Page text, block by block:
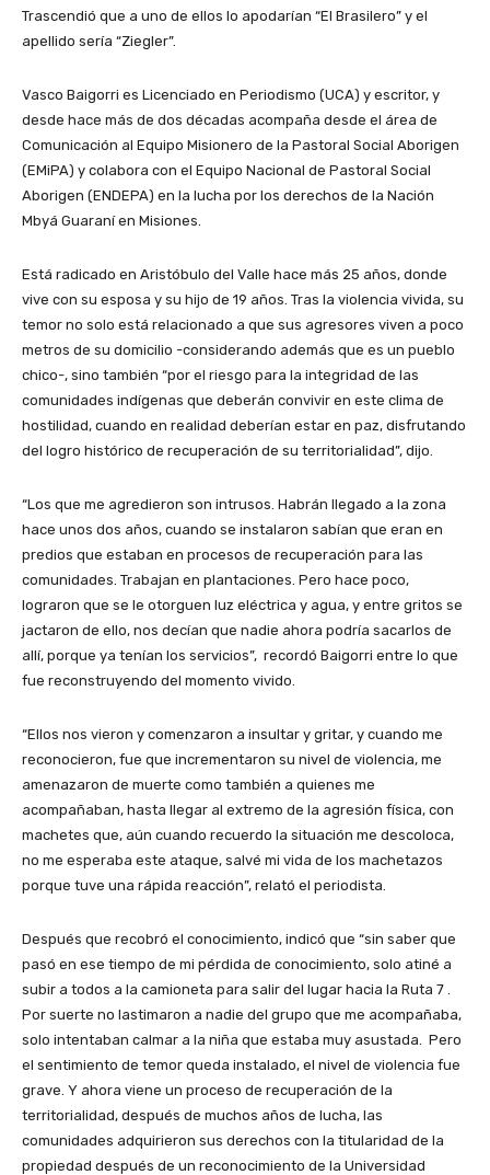
Trascendió que a uno de ellos lo apodarían “El Brasilero” y el
apellido sería “Ziegler”.
Vasco Baigorri es Licenciado en Periodismo (UCA) y escritor, y
desde hace más de dos décadas acompaña desde el área de
Comunicación al Equipo Misionero de la Pastoral Social Aborigen
(EMiPA) y colabora con el Equipo Nacional de Pastoral Social
Aborigen (ENDEPA) en la lucha por los derechos de la Nación
Mbyá Guaraní en Misiones.
Está radicado en Aristóbulo del Valle hace más 25 años, donde
vive con su esposa y su hijo de 19 años. Tras la violencia vivida, su
temor no solo está relacionado a que sus agresores viven a poco
metros de su domicilio -considerando además que es un pueblo
chico-, sino también “por el riesgo para la integridad de las
comunidades indígenas que deberán convivir en este clima de
hostilidad, cuando en realidad deberían estar en paz, disfrutando
del logro histórico de recuperación de su territorialidad”, dijo.
“Los que me agredieron son intrusos. Habrán llegado a la zona
hace unos dos años, cuando se instalaron sabían que eran en
predios que estaban en procesos de recuperación para las
comunidades. Trabajan en plantaciones. Pero hace poco,
lograron que se le otorguen luz eléctrica y agua, y entre gritos se
jactaron de ello, nos decían que nadie ahora podría sacarlos de
allí, porque ya tenían los servicios”, recordó Baigorri entre lo que
fue reconstruyendo del momento vivido.
“Ellos nos vieron y comenzaron a insultar y gritar, y cuando me
reconocieron, fue que incrementaron su nivel de violencia, me
amenazaron de muerte como también a quienes me
acompañaban, hasta llegar al extremo de la agresión física, con
machetes que, aún cuando recuerdo la situación me descoloca,
no me esperaba este ataque, salvé mi vida de los machetazos
porque tuve una rápida reacción”, relató el periodista.
Después que recobró el conocimiento, indicó que “sin saber que
pasó en ese tiempo de mi pérdida de conocimiento, solo atiné a
subir a todos a la camioneta para salir del lugar hacia la Ruta 7 .
Por suerte no lastimaron a nadie del grupo que me acompañaba,
solo intentaban calmar a la niña que estaba muy asustada. Pero
el sentimiento de temor queda instalado, el nivel de violencia fue
grave. Y ahora viene un proceso de recuperación de la
territorialidad, después de muchos años de lucha, las
comunidades adquirieron sus derechos con la titularidad de la
propiedad después de un reconocimiento de la Universidad